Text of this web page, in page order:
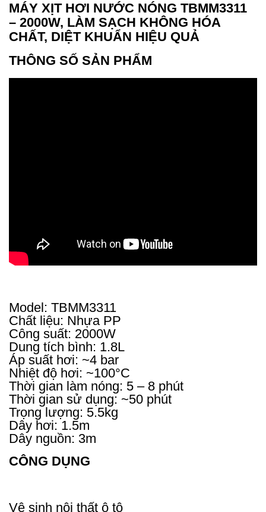
MÁY XỊT HƠI NƯỚC NÓNG TBMM3311
– 2000W, LÀM SẠCH KHÔNG HÓA
CHẤT, DIỆT KHUẨN HIỆU QUẢ
THÔNG SỐ SẢN PHẨM
Model: TBMM3311
Chất liệu: Nhựa PP
Công suất: 2000W
Dung tích bình: 1.8L
Áp suất hơi: ~4 bar
Nhiệt độ hơi: ~100°C
Thời gian làm nóng: 5 – 8 phút
Thời gian sử dụng: ~50 phút
Trọng lượng: 5.5kg
Dây hơi: 1.5m
Dây nguồn: 3m
CÔNG DỤNG
Vệ sinh nội thất ô tô